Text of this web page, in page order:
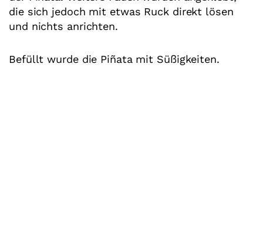
die sich jedoch mit etwas Ruck direkt lösen
und nichts anrichten.
Befüllt wurde die Piñata mit Süßigkeiten.